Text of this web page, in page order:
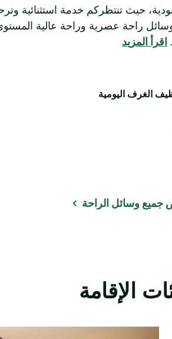
حيث تنتظركم خدمة استثنائية
وسائل راحة عصرية وراحة عالية
اقرأ المزيد
الغرف اليومية
وسائل الراحة
الإقامة